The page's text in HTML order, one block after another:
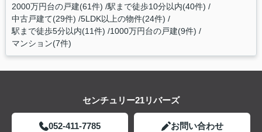
2000万円台の戸建(61件) 駅まで徒歩10分以内(40件)
中古戸建て(29件) 5LDK以上の物件(24件)
駅まで徒歩5分以内(11件) 1000万円台の戸建(9件)
マンション(7件)
センチュリー21リバーズ
052-411-7785 お問い合わせ